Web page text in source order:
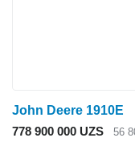
John Deere 1910E
778 900 000 UZS
56